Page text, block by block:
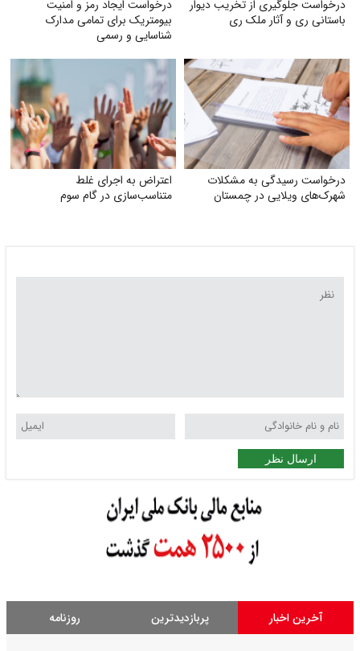
درخواست جلوگیری از تخریب دیوار
باستانی ری و آثار ملک ری
درخواست ایجاد رمز و امنیت
بیومتریک برای تمامی مدارک
شناسایی و رسمی
درخواست رسیدگی به مشکلات
شهرک‌های ویلایی در چمستان
اعتراض به اجرای غلط
متناسب‌سازی در گام سوم
ارسال نظر
آخرین اخبار پربازدیدترین روزنامه